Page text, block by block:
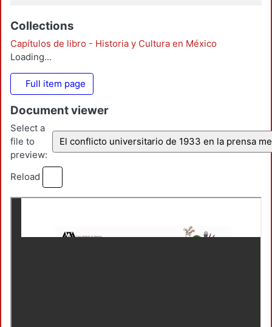
Collections
Capítulos de libro - Historia y Cultura en México
Loading...
Full item page
Document viewer
Select a
file to
preview:
El conflicto universitario de 1933 en la prensa
Reload